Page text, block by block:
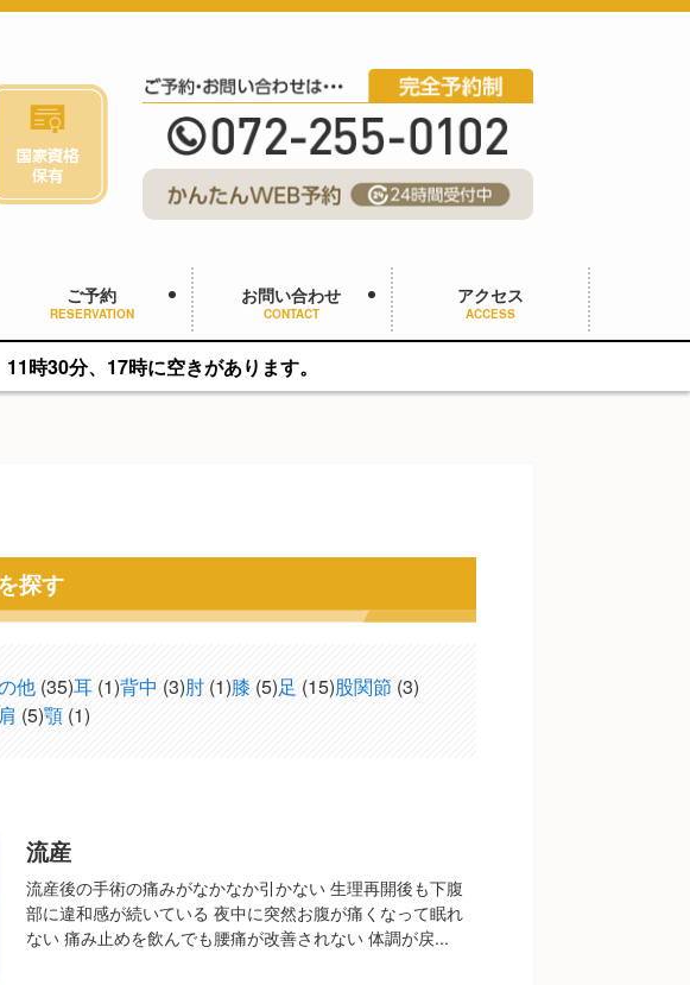
ご予約
RESERVATION
お問い合わせ
CONTACT
アクセス
ACCESS
空きがあります。
探す
他 (35)耳 (1)背中 (3)肘 (1)膝 (5)足 (15)股関節 (3)
肩 (5)顎 (1)
流産
流産後の手術の痛みがなかなか引かない 生理再開後も下腹
部に違和感が続いている 夜中に突然お腹が痛くなって眠れ
ない 痛み止めを飲んでも腰痛が改善されない 体調が戻...